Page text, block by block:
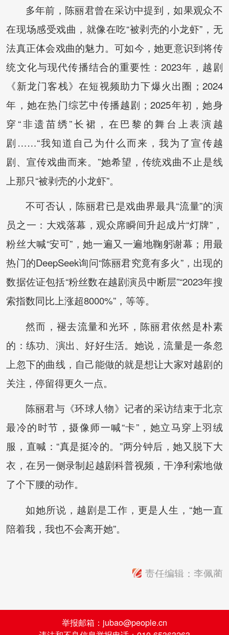
多年前，陈丽君曾在采访中提到，如果观众不
在现场感受戏曲，就像在吃“被剥壳的小龙虾”，无
法真正体会戏曲的魅力。可如今，她更意识到将传
统文化与现代传播结合的重要性：2023年，越剧
《新龙门客栈》在短视频助力下爆火出圈；2024
年，她在热门综艺中传播越剧；2025年初，她身
穿“非遗苗绣”长裙，在巴黎的舞台上表演越
剧……“我知道自己为什么而来，我为了宣传越
剧、宣传戏曲而来。”她希望，传统戏曲不止是线
上那只“被剥壳的小龙虾”。
不可否认，陈丽君已是戏曲界最具“流量”的演
员之一：大戏落幕，观众席瞬间升起成片“灯牌”，
粉丝大喊“安可”，她一遍又一遍地鞠躬谢幕；用最
热门的DeepSeek询问“陈丽君究竟有多火”，出现的
数据佐证包括“粉丝数在越剧演员中断层”“2023年搜
索指数同比上涨超8000%”，等等。
然而，褪去流量和光环，陈丽君依然是朴素
的：练功、演出、好好生活。她说，流量是一条忽
上忽下的曲线，自己能做的就是想让大家对越剧的
关注，停留得更久一点。
陈丽君与《环球人物》记者的采访结束于北京
最冷的时节，摄像师一喊“卡”，她立马穿上羽绒
服，直喊：“真是挺冷的。”两分钟后，她又脱下大
衣，在另一侧录制起越剧科普视频，干净利索地做
了个下腰的动作。
如她所说，越剧是工作，更是人生，“她一直
陪着我，我也不会离开她”。
责任编辑：李佩蔺
举报邮箱：jubao@people.cn